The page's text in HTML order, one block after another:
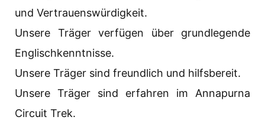
und Vertrauenswürdigkeit.
Unsere Träger verfügen über grundlegende
Englischkenntnisse.
Unsere Träger sind freundlich und hilfsbereit.
Unsere Träger sind erfahren im Annapurna
Circuit Trek.